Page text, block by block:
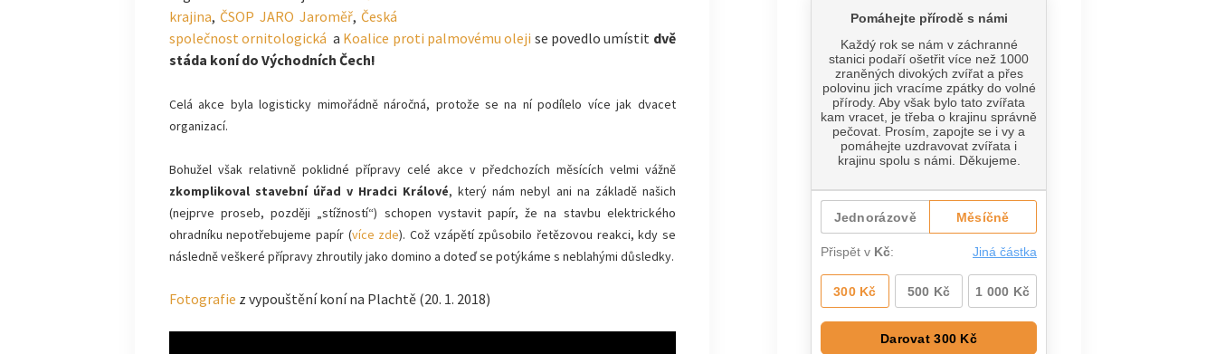
krajina,ČSOP JARO Jaroměř,Česká
společnost ornitologická a Koalice proti palmovému oleji se povedlo umístit dvě
stáda koní do Východních Čech!
Celá akce byla logisticky mimořádně náročná, protože se na ní podílelo více jak dvacet
organizací.
Bohužel však relativně poklidné přípravy celé akce v předchozích měsících velmi vážně
zkomplikoval stavební úřad v Hradci Králové, který nám nebyl ani na základě našich
(nejprve proseb, později „stížností“) schopen vystavit papír, že na stavbu elektrického
ohradníku nepotřebujeme papír (více zde). Což vzápětí způsobilo řetězovou reakci, kdy se
následně veškeré přípravy zhroutily jako domino a doteď se potýkáme s neblahými důsledky.
Fotografie z vypouštění koní na Plachtě (20. 1. 2018)